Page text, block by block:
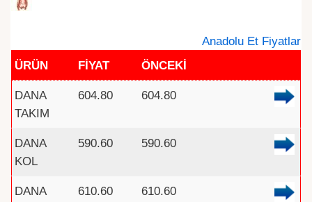
Anadolu Et Fiyatlar
ÜRÜN
FİYAT ÖNCEKİ
DANA
TAKIM
604.80 604.80
DANA
KOL
590.60 590.60
DANA
610.60 610.60